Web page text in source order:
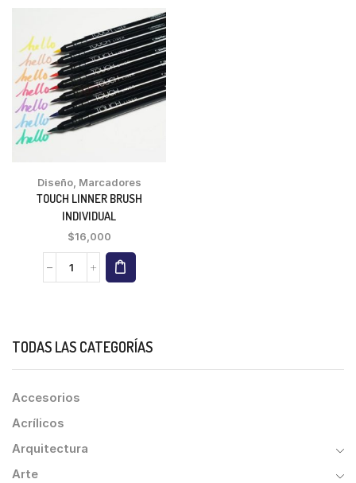
Diseño, Marcadores
TOUCH LINNER BRUSH
INDIVIDUAL
$16,000
TODAS LAS CATEGORÍAS
Accesorios
Acrílicos
Arquitectura
Arte